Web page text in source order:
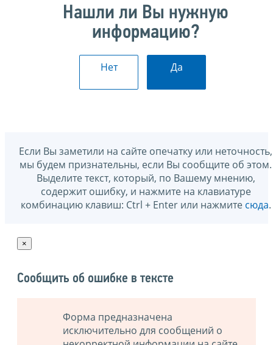
Нашли ли Вы нужную
информацию?
Нет Да
Если Вы заметили на сайте опечатку или неточность,
мы будем признательны, если Вы сообщите об этом.
Выделите текст, который, по Вашему мнению,
содержит ошибку, и нажмите на клавиатуре
комбинацию клавиш: Ctrl + Enter или нажмите сюда.
×
Сообщить об ошибке в тексте
Форма предназначена
исключительно для сообщений о